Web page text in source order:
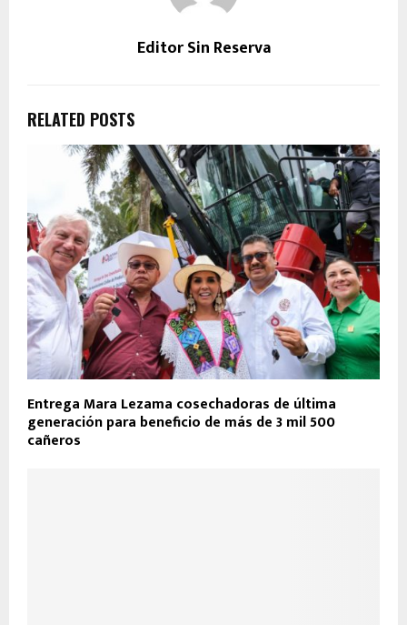
Editor Sin Reserva
RELATED POSTS
Entrega Mara Lezama cosechadoras de última
generación para beneficio de más de 3 mil 500
cañeros